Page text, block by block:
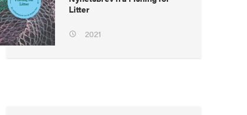
Litter
2021